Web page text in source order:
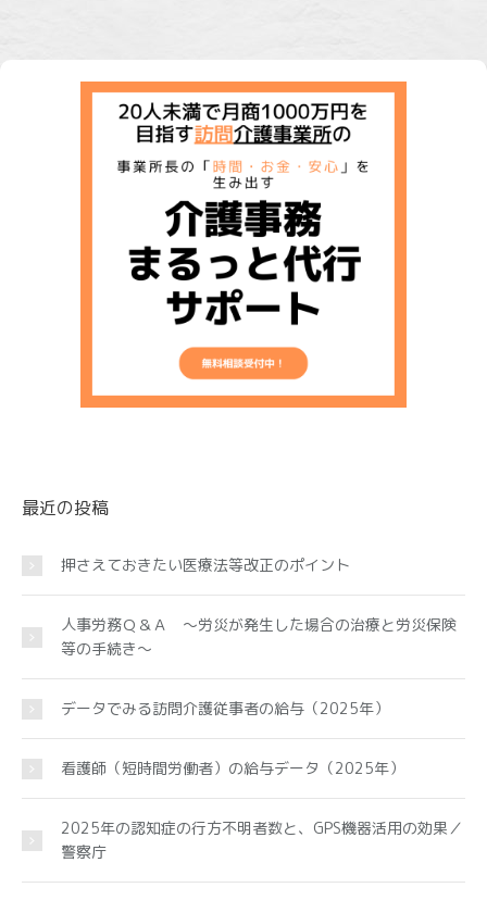
最近の投稿
押さえておきたい医療法等改正のポイント
人事労務Ｑ＆Ａ ～労災が発生した場合の治療と労災保険
等の手続き～
データでみる訪問介護従事者の給与（2025年）
看護師（短時間労働者）の給与データ（2025年）
2025年の認知症の行方不明者数と、GPS機器活用の効果／
警察庁